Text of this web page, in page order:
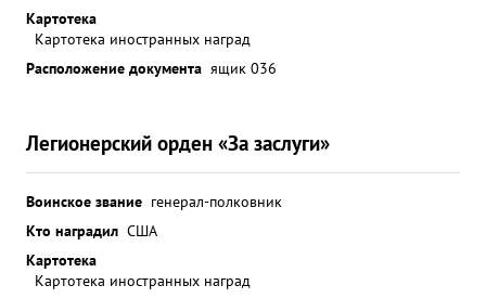
Картотека
Картотека иностранных наград
Расположение документа ящик 036
Легионерский орден «За заслуги»
Воинское звание генерал-полковник
Кто наградил США
Картотека
Картотека иностранных наград